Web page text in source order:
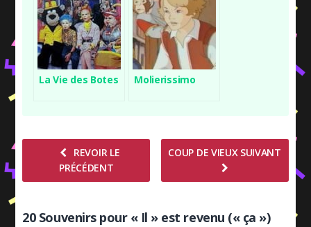
La Vie des Botes Molierissimo
REVOIR LE
PRÉCÉDENT
COUP DE VIEUX SUIVANT
20 Souvenirs pour « Il » est revenu (« ça »)